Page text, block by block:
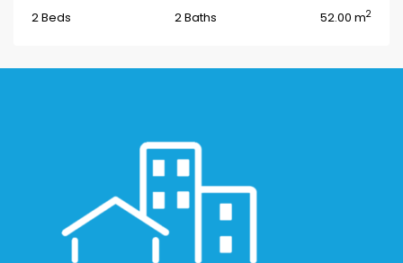
2 Beds 2 Baths 52.00 m2